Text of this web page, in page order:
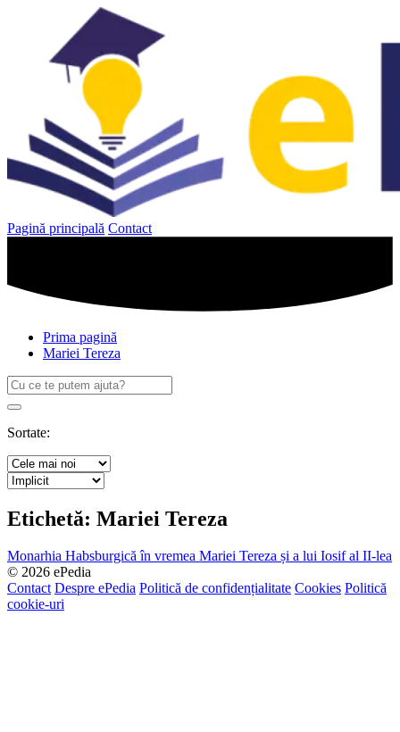
Pagină principală Contact
Prima pagină
Mariei Tereza
Caută
după:
Search
Sortate:
Etichetă: Mariei Tereza
Monarhia Habsburgică în vremea Mariei Tereza și a lui Iosif al II-lea
© 2026 ePedia
Contact Despre ePedia Politică de confidențialitate Cookies Politică
cookie-uri